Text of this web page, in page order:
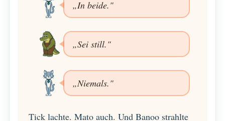
„In beide."
„Sei still."
„Niemals."
Tick lachte. Mato auch. Und Banoo strahlte